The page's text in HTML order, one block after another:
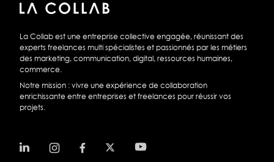
La Collab est une entreprise collective engagée, réunissant des
experts freelances multi spécialistes et passionnés par les métiers
des marketing, communication, digital, ressources humaines,
commerce.
Notre mission : vivre une expérience de collaboration
enrichissante entre entreprises et freelances pour réussir vos
projets.